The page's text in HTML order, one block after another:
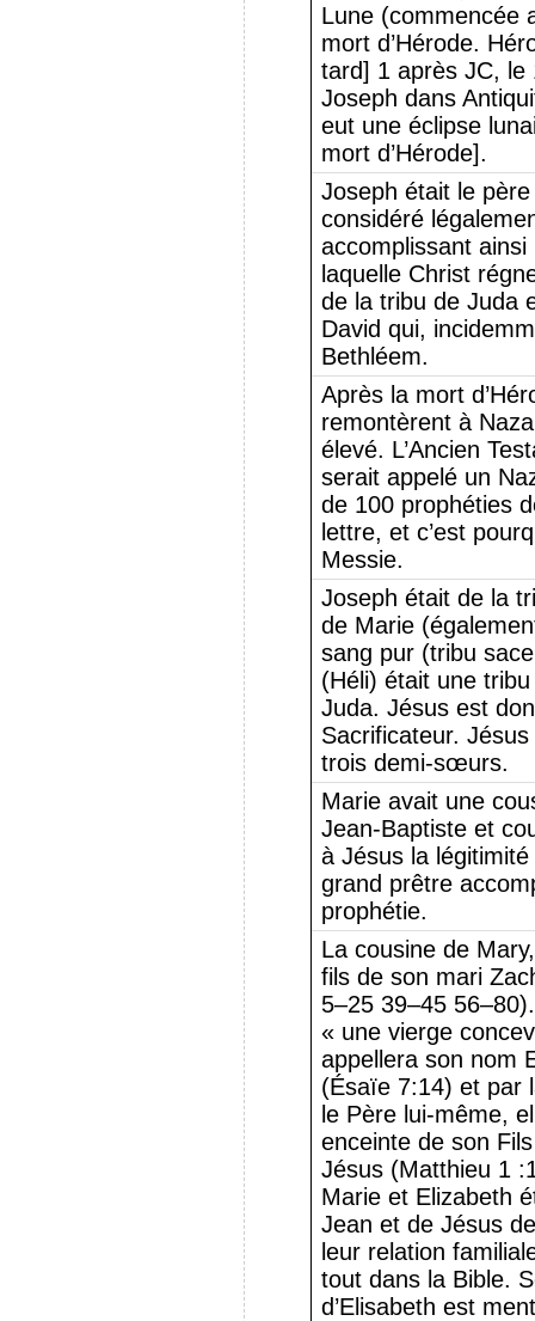
Lune (commencée
mort d’Hérode.
tard] 1 après JC, le
Joseph dans
eut une éclipse
mort d’Hérode].
Joseph était le
considéré
accomplissant
laquelle Christ
de la tribu de Juda
David qui,
Bethléem.
Après la mort
remontèrent à
élevé. L’Ancien
serait appelé un
de 100 prophéties
lettre, et c’est
Messie.
Joseph était de la
de Marie
sang pur (tribu
(Héli) était une
Juda. Jésus est
Sacrificateur.
trois demi-sœurs.
Marie avait une
Jean-Baptiste et
à Jésus la
grand prêtre
prophétie.
La cousine de
fils de son mari
5–25 39–45
« une vierge
appellera son nom
(Ésaïe 7:14) et par
le Père lui-même,
enceinte de son
Jésus (Matthieu 1
Marie et Elizabeth
Jean et de Jésus
leur relation
tout dans la Bible.
d’Elisabeth est